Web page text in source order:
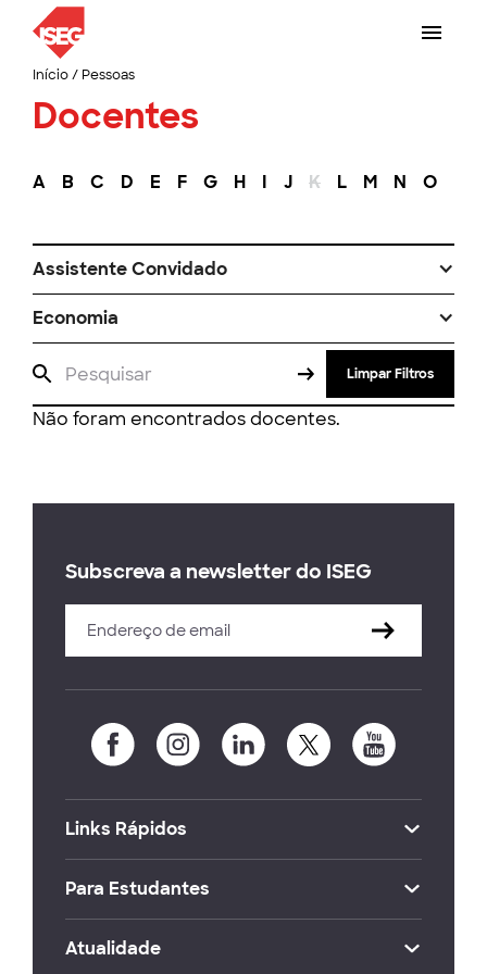
Início/ Pessoas
Docentes
A B C D E F G H I J K L M N O
Assistente Convidado
Economia
Limpar Filtros
Não foram encontrados docentes.
Subscreva a newsletter do ISEG
Links Rápidos
Para Estudantes
Atualidade